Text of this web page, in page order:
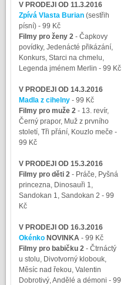
V PRODEJI OD 11.3.2016
Zpívá Vlasta Burian (sestřih
písní) - 99 Kč
Filmy pro ženy 2- Čapkovy
povídky, Jedenácté přikázání,
Konkurs, Starci na chmelu,
Legenda jménem Merlin - 99 Kč
V PRODEJI OD 14.3.2016
Madla z cihelny - 99 Kč
Filmy pro muže 2- 13. revír,
Černý prapor, Muž z prvního
století, Tři přání, Kouzlo meče -
99 Kč
V PRODEJI OD 15.3.2016
Filmy pro děti 2- Práče, Pyšná
princezna, Dinosauři 1,
Sandokan 1, Sandokan 2 - 99
Kč
V PRODEJI OD 16.3.2016
Okénko NOVINKA - 99 Kč
Filmy pro babičku 2- Čtrnáctý
u stolu, Divotvorný klobouk,
Měsíc nad řekou, Valentin
Dobrotivý, Andělé a démoni - 99